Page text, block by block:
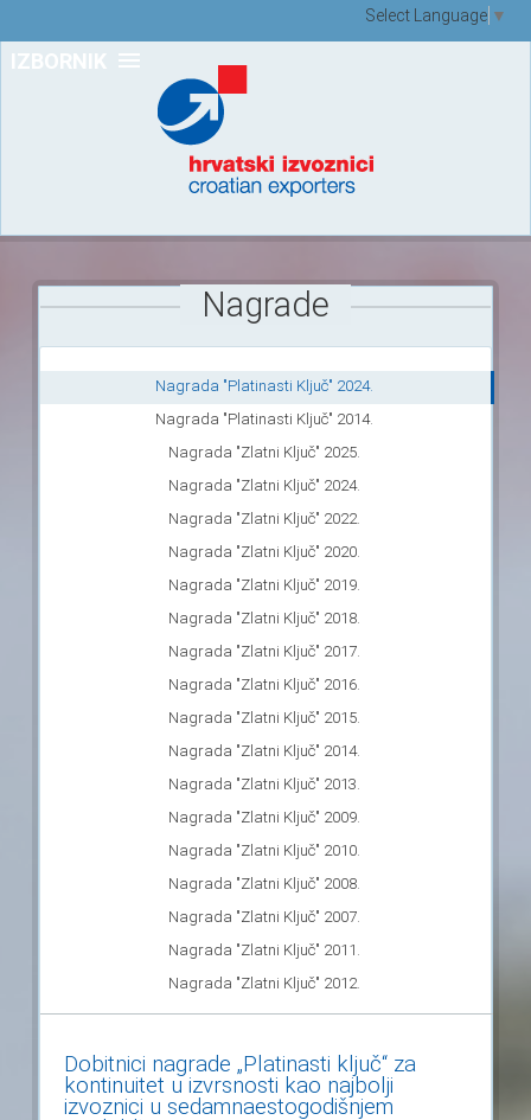
IZBORNIK
Select Language ▼
Nagrade
Nagrada "Platinasti Ključ" 2024.
Nagrada "Platinasti Ključ" 2014.
Nagrada "Zlatni Ključ" 2025.
Nagrada "Zlatni Ključ" 2024.
Nagrada "Zlatni Ključ" 2022.
Nagrada "Zlatni Ključ" 2020.
Nagrada "Zlatni Ključ" 2019.
Nagrada "Zlatni Ključ" 2018.
Nagrada "Zlatni Ključ" 2017.
Nagrada "Zlatni Ključ" 2016.
Nagrada "Zlatni Ključ" 2015.
Nagrada "Zlatni Ključ" 2014.
Nagrada "Zlatni Ključ" 2013.
Nagrada "Zlatni Ključ" 2009.
Nagrada "Zlatni Ključ" 2010.
Nagrada "Zlatni Ključ" 2008.
Nagrada "Zlatni Ključ" 2007.
Nagrada "Zlatni Ključ" 2011.
Nagrada "Zlatni Ključ" 2012.
Dobitnici nagrade „Platinasti ključ“ za
kontinuitet u izvrsnosti kao najbolji
izvoznici u sedamnaestogodišnjem